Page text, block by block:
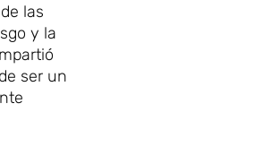
las
y la
ser un